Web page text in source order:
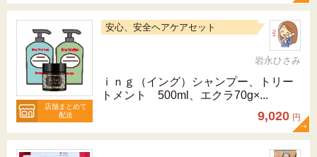
店舗まとめて
配送
安心、安全ヘアケアセット
岩永ひさみ
ｉｎｇ（イング）シャンプー、トリー
トメント 500ml、エクラ70g×...
9,020 円